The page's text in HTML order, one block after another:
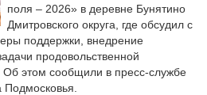
поля – 2026» в деревне Бунятино
Дмитровского округа, где обсудил с
поддержки, внедрение
продовольственной
Об этом сообщили в пресс-службе
Подмосковья.